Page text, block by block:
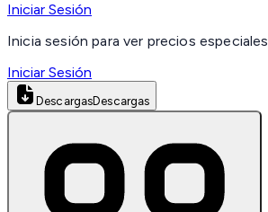
Iniciar Sesión
Inicia sesión para ver precios especiales
Iniciar Sesión
DescargasDescargas